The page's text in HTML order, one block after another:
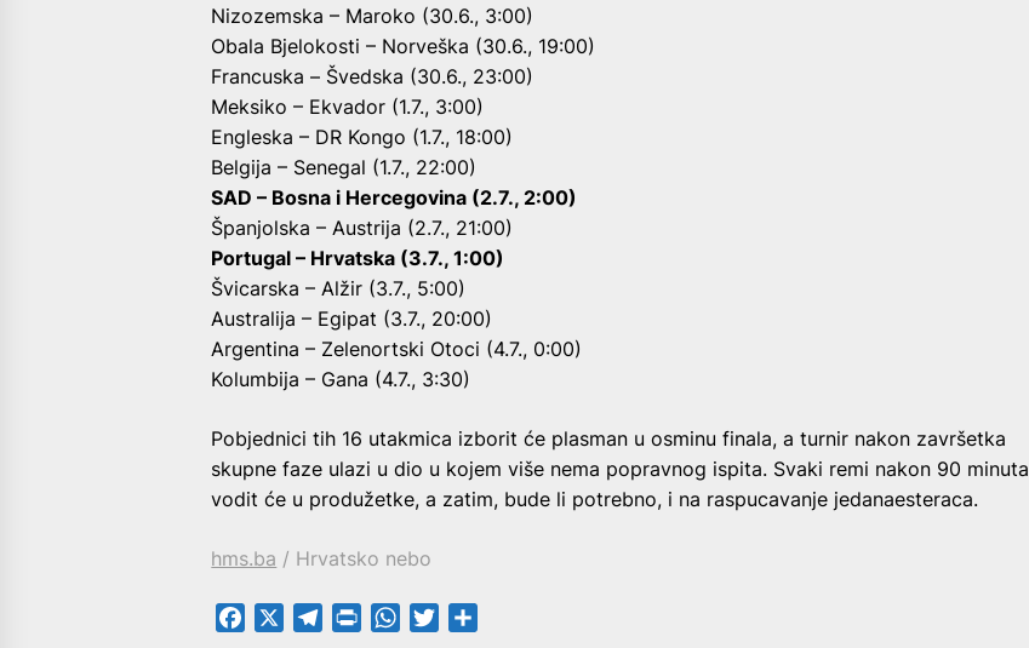
Nizozemska – Maroko (30.6., 3:00)
Obala Bjelokosti – Norveška (30.6., 19:00)
Francuska – Švedska (30.6., 23:00)
Meksiko – Ekvador (1.7., 3:00)
Engleska – DR Kongo (1.7., 18:00)
Belgija – Senegal (1.7., 22:00)
SAD – Bosna i Hercegovina (2.7., 2:00)
Španjolska – Austrija (2.7., 21:00)
Portugal – Hrvatska (3.7., 1:00)
Švicarska – Alžir (3.7., 5:00)
Australija – Egipat (3.7., 20:00)
Argentina – Zelenortski Otoci (4.7., 0:00)
Kolumbija – Gana (4.7., 3:30)
Pobjednici tih 16 utakmica izborit će plasman u osminu finala, a turnir nakon završetka
skupne faze ulazi u dio u kojem više nema popravnog ispita. Svaki remi nakon 90 minuta
vodit će u produžetke, a zatim, bude li potrebno, i na raspucavanje jedanaesteraca.
hms.ba / Hrvatsko nebo
FacebookTelegramPrintFriendly
WhatsApp
Twitter